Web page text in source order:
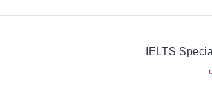
IELTS